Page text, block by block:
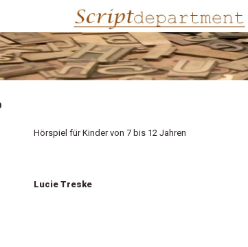
Hörspiel für Kinder von 7 bis 12 Jahren
Lucie Treske